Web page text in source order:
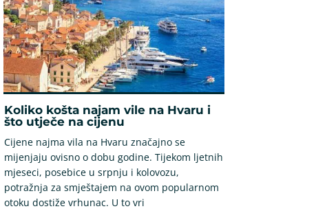
Koliko košta najam vile na Hvaru i
što utječe na cijenu
Cijene najma vila na Hvaru značajno se
mijenjaju ovisno o dobu godine. Tijekom ljetnih
mjeseci, posebice u srpnju i kolovozu,
potražnja za smještajem na ovom popularnom
otoku dostiže vrhunac. U to vri